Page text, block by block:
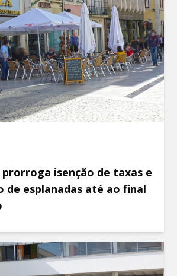
prorroga isenção de taxas e
de esplanadas até ao final